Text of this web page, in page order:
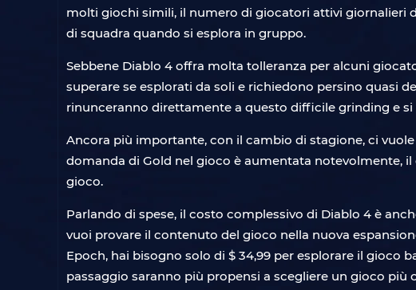
molti giochi simili, il numero di giocatori attivi giornalieri
di squadra quando si esplora in gruppo.
Sebbene Diablo 4 offra molta tolleranza per alcuni
superare se esplorati da soli e richiedono persino quasi
rinunceranno direttamente a questo difficile grinding e
Ancora più importante, con il cambio di stagione, ci
domanda di Gold nel gioco è aumentata notevolmente,
gioco.
Parlando di spese, il costo complessivo di Diablo 4 è
vuoi provare il contenuto del gioco nella nuova
Epoch, hai bisogno solo di $ 34,99 per esplorare il gioco
passaggio saranno più propensi a scegliere un gioco più